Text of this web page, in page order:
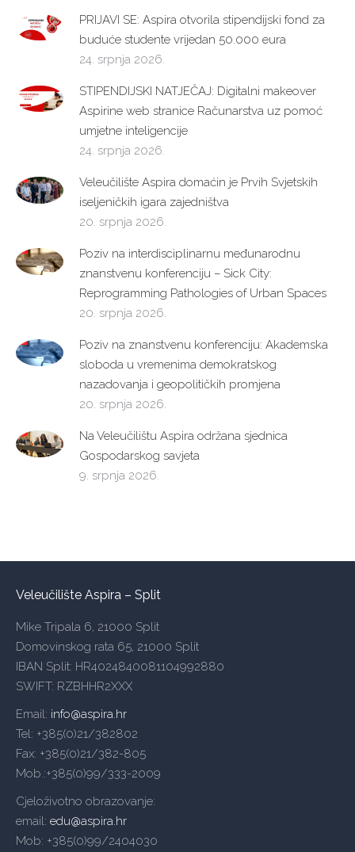
PRIJAVI SE: Aspira otvorila stipendijski fond za
buduće studente vrijedan 50.000 eura
24. srpnja 2026.
STIPENDIJSKI NATJEČAJ: Digitalni makeover
Aspirine web stranice Računarstva uz pomoć
umjetne inteligencije
24. srpnja 2026.
Veleučilište Aspira domaćin je Prvih Svjetskih
iseljeničkih igara zajedništva
20. srpnja 2026.
Poziv na interdisciplinarnu međunarodnu
znanstvenu konferenciju – Sick City:
Reprogramming Pathologies of Urban Spaces
20. srpnja 2026.
Poziv na znanstvenu konferenciju: Akademska
sloboda u vremenima demokratskog
nazadovanja i geopolitičkih promjena
20. srpnja 2026.
Na Veleučilištu Aspira održana sjednica
Gospodarskog savjeta
9. srpnja 2026.
Veleučilište Aspira – Split
Mike Tripala 6, 21000 Split
Domovinskog rata 65, 21000 Split
IBAN Split: HR4024840081104992880
SWIFT: RZBHHR2XXX
Email: info@aspira.hr
Tel: +385(0)21/382802
Fax: +385(0)21/382-805
Mob.:+385(0)99/333-2009
Cjeloživotno obrazovanje:
email: edu@aspira.hr
Mob: +385(0)99/2404030